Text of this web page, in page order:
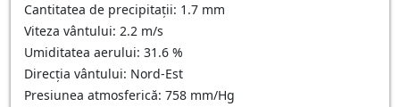
Cantitatea de precipitații: 1.7 mm
Viteza vântului: 2.2 m/s
Umiditatea aerului: 31.6 %
Direcția vântului: Nord-Est
Presiunea atmosferică: 758 mm/Hg